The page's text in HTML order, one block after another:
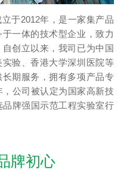
于2012年，是一家集产品
一体的技术型企业，致力
创立以来，我司已为中国
验、香港大学深圳医院等
期服务，拥有多项产品专
公司被认定为国家高新技
牌强国示范工程实验室行
牌初心